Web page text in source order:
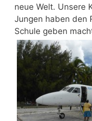
neue Welt. Unsere
Jungen haben den
Schule geben